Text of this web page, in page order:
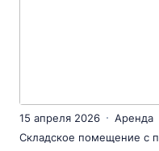
15 апреля 2026
Аренда
Складское помещение с